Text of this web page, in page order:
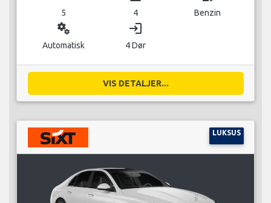
5 4 Benzin
miscellaneous_services
Automatisk
login
4 Dør
VIS DETALJER...
LUKSUS